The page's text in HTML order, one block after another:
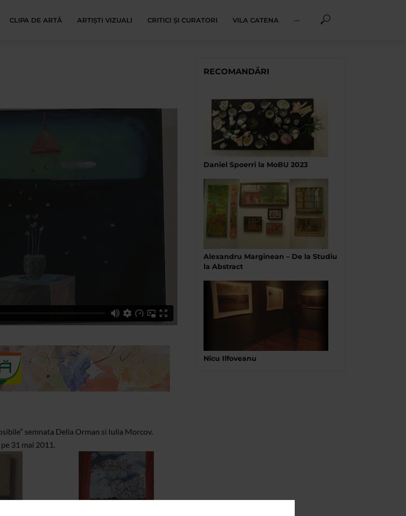
CLIPA DE ARTĂ ARTIȘTI VIZUALI CRITICI ȘI CURATORI VILA CATENA ···
semnata Delia Orman si Iulia Morcov.
31 mai 2011.
RECOMANDĂRI
Daniel Spoerri la MoBU 2023
Alexandru Marginean – De la Studiu
la Abstract
Nicu Ilfoveanu